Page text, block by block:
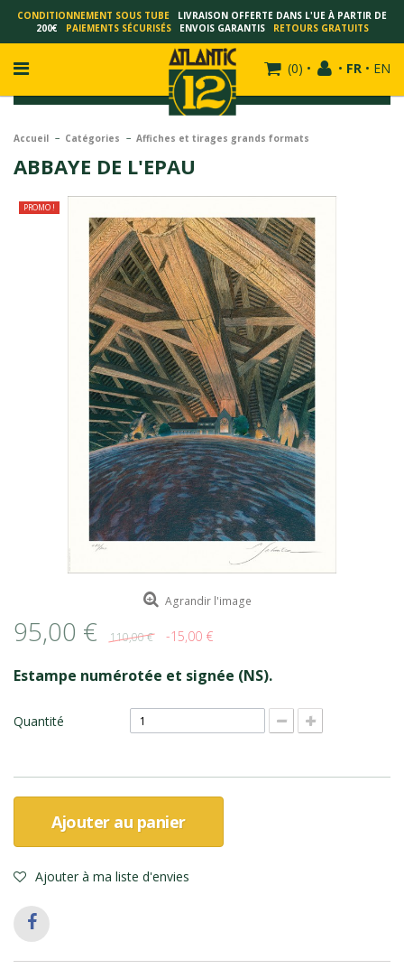
CONDITIONNEMENT SOUS TUBE
LIVRAISON OFFERTE DANS L'UE À PARTIR DE
200€
PAIEMENTS SÉCURISÉS ENVOIS GARANTIS RETOURS GRATUITS
(0) • • FR • EN
SCHUITEN - LAURENT DURIEUX
SCHUITEN - JACK DURIEUX
SCHUITEN - PEETERS
SCHUITEN - PLISSART
SCHUITEN - ZILLER
SCHUITEN - LI KUNWU
ALAIN GOFFIN
LUC SCHUITEN
ROMAIN RENARD
DAVID MERVEILLE
Accueil Catégories Affiches et tirages grands formats
ABBAYE DE L'EPAU
PROMO !
Agrandir l'image
95,00 € 110,00 € -15,00 €
Estampe numérotée et signée (NS).
Quantité
Ajouter au panier
Ajouter à ma liste d'envies